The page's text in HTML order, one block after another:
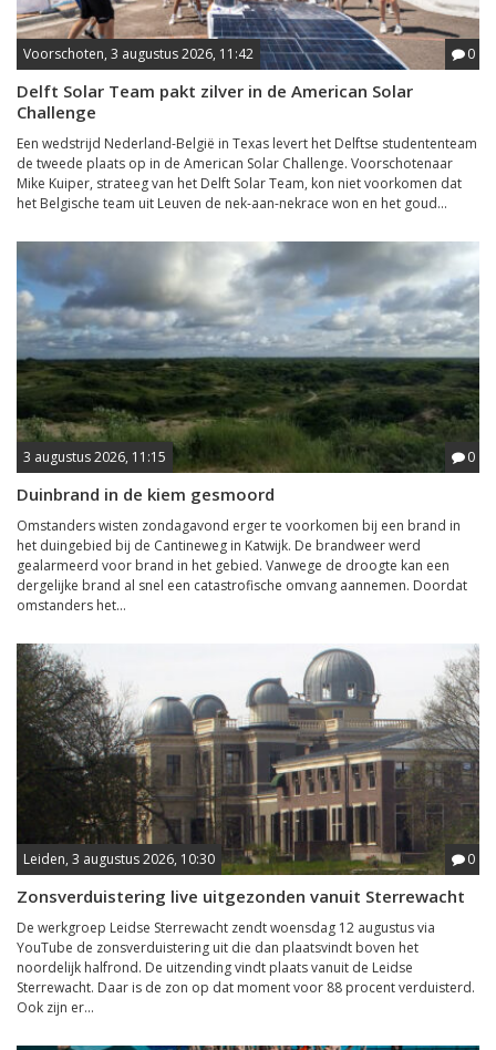
Voorschoten, 3 augustus 2026, 11:42 0
Delft Solar Team pakt zilver in de American Solar
Challenge
Een wedstrijd Nederland-België in Texas levert het Delftse studententeam
de tweede plaats op in de American Solar Challenge. Voorschotenaar
Mike Kuiper, strateeg van het Delft Solar Team, kon niet voorkomen dat
het Belgische team uit Leuven de nek-aan-nekrace won en het goud...
3 augustus 2026, 11:15 0
Duinbrand in de kiem gesmoord
Omstanders wisten zondagavond erger te voorkomen bij een brand in
het duingebied bij de Cantineweg in Katwijk. De brandweer werd
gealarmeerd voor brand in het gebied. Vanwege de droogte kan een
dergelijke brand al snel een catastrofische omvang aannemen. Doordat
omstanders het...
Leiden, 3 augustus 2026, 10:30 0
Zonsverduistering live uitgezonden vanuit Sterrewacht
De werkgroep Leidse Sterrewacht zendt woensdag 12 augustus via
YouTube de zonsverduistering uit die dan plaatsvindt boven het
noordelijk halfrond. De uitzending vindt plaats vanuit de Leidse
Sterrewacht. Daar is de zon op dat moment voor 88 procent verduisterd.
Ook zijn er...